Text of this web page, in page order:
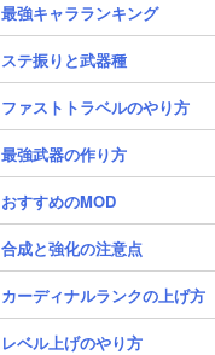
最強キャラランキング
ステ振りと武器種
ファストトラベルのやり方
最強武器の作り方
おすすめのMOD
合成と強化の注意点
カーディナルランクの上げ方
レベル上げのやり方